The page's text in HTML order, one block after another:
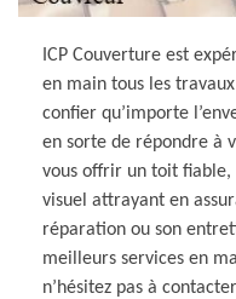
ICP Couverture est
en main tous les
confier qu’importe
en sorte de répondre à
vous offrir un toit fiable,
visuel attrayant en
réparation ou son
meilleurs services en
n’hésitez pas à